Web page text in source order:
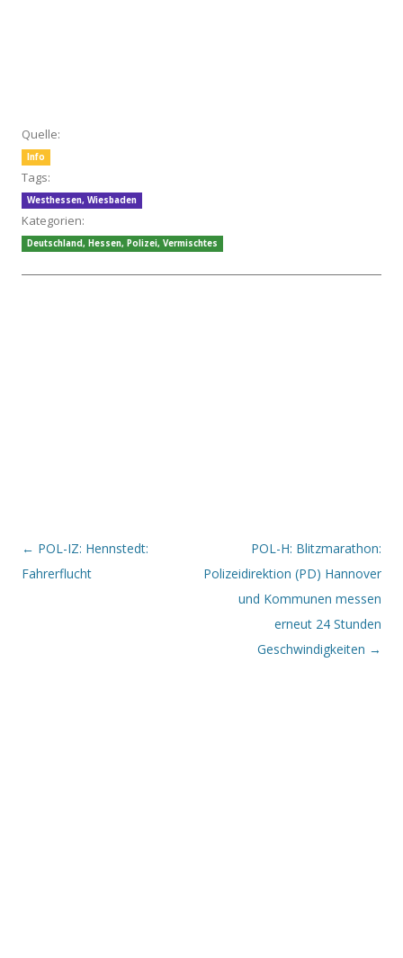
Quelle:
Info
Tags:
Westhessen, Wiesbaden
Kategorien:
Deutschland, Hessen, Polizei, Vermischtes
Beitrags-Navigation
← POL-IZ: Hennstedt:
Fahrerflucht
POL-H: Blitzmarathon:
Polizeidirektion (PD) Hannover
und Kommunen messen
erneut 24 Stunden
Geschwindigkeiten →